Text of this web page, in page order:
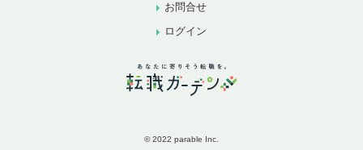
お問合せ
ログイン
© 2022 parable Inc.